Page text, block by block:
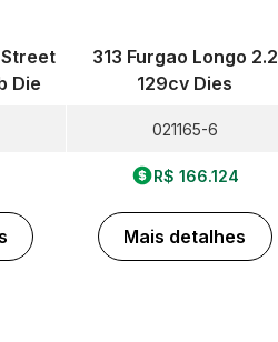
Street
Die
313 Furgao Longo 2.2
129cv Dies
021165-6
R$ 166.124
Mais detalhes